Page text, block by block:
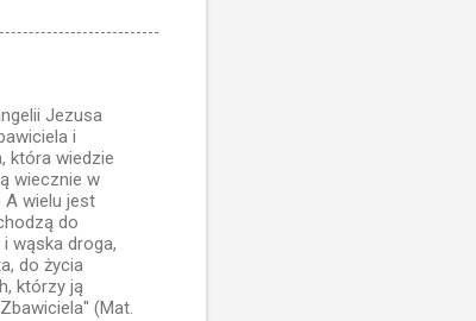
Jezusa
i
która wiedzie
wiecznie w
A wielu jest
do
wąska droga,
do życia
którzy ją
(Mat.